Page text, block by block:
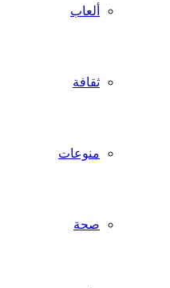
ألعاب
ثقافة
منوعات
صحة